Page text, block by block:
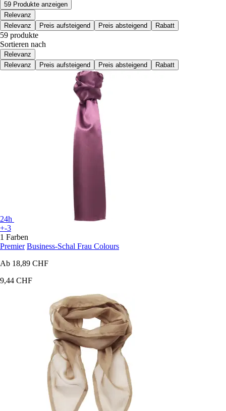
59 Produkte anzeigen
Relevanz
Relevanz
Preis aufsteigend Preis absteigend Rabatt
59 produkte
Sortieren nach
Relevanz
Relevanz
Preis aufsteigend Preis absteigend Rabatt
24h
+-3
1 Farben
Premier Business-Schal Frau Colours
Ab 18,89 CHF
9,44 CHF